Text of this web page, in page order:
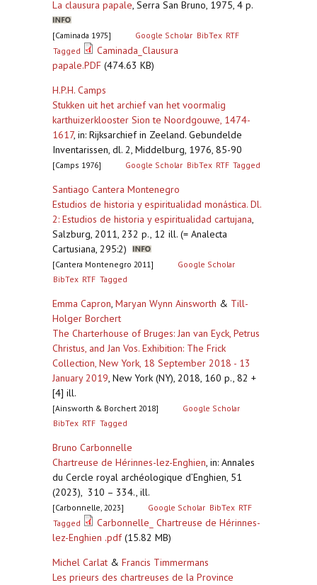
La clausura papale, Serra San Bruno, 1975, 4 p.
[Caminada 1975] Google Scholar BibTex RTF
Tagged
Caminada_Clausura
papale.PDF (474.63 KB)
H.P.H. Camps
Stukken uit het archief van het voormalig
karthuizerklooster Sion te Noordgouwe, 1474-
1617, in: Rijksarchief in Zeeland. Gebundelde
Inventarissen, dl. 2, Middelburg, 1976, 85-90
[Camps 1976] Google Scholar BibTex RTF Tagged
Santiago Cantera Montenegro
Estudios de historia y espiritualidad monástica. Dl.
2: Estudios de historia y espiritualidad cartujana,
Salzburg, 2011, 232 p., 12 ill. (= Analecta
Cartusiana, 295:2)
[Cantera Montenegro 2011]
Google Scholar
BibTex RTF Tagged
Emma Capron, Maryan Wynn Ainsworth & Till-
Holger Borchert
The Charterhouse of Bruges: Jan van Eyck, Petrus
Christus, and Jan Vos. Exhibition: The Frick
Collection, New York, 18 September 2018 - 13
January 2019, New York (NY), 2018, 160 p., 82 +
[4] ill.
[Ainsworth & Borchert 2018]
Google Scholar
BibTex RTF Tagged
Bruno Carbonnelle
Chartreuse de Hérinnes-lez-Enghien, in: Annales
du Cercle royal archéologique d’Enghien, 51
(2023), 310 – 334., ill.
[Carbonnelle, 2023] Google Scholar BibTex RTF
Tagged
Carbonnelle_ Chartreuse de Hérinnes-
lez-Enghien .pdf(15.82 MB)
Michel Carlat & Francis Timmermans
Les prieurs des chartreuses de la Province